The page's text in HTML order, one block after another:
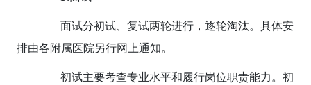
面试分初试、复试两轮进行，逐轮淘汰。具体安
排由各附属医院另行网上通知。
初试主要考查专业水平和履行岗位职责能力。初